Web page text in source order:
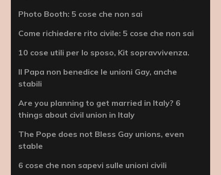
Photo Booth: 5 cose che non sai
Come richiedere rito civile: 5 cose che non sai
10 cose utili per lo sposo, Kit sopravvivenza.
Il Papa non benedice le unioni Gay, anche
stabili
Are you planning to get married in Italy? 6
things about civil union in Italy
The Pope does not Bless Gay unions, even
stable
6 cose che non sapevi sulle unioni civili